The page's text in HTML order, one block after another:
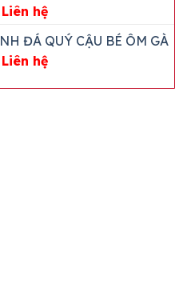
Liên hệ
ĐÁ QUÝ CẬU BÉ ÔM GÀ
Liên hệ